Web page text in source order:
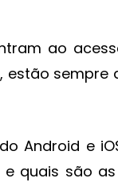
ao
estão sempre
Android e
quais são